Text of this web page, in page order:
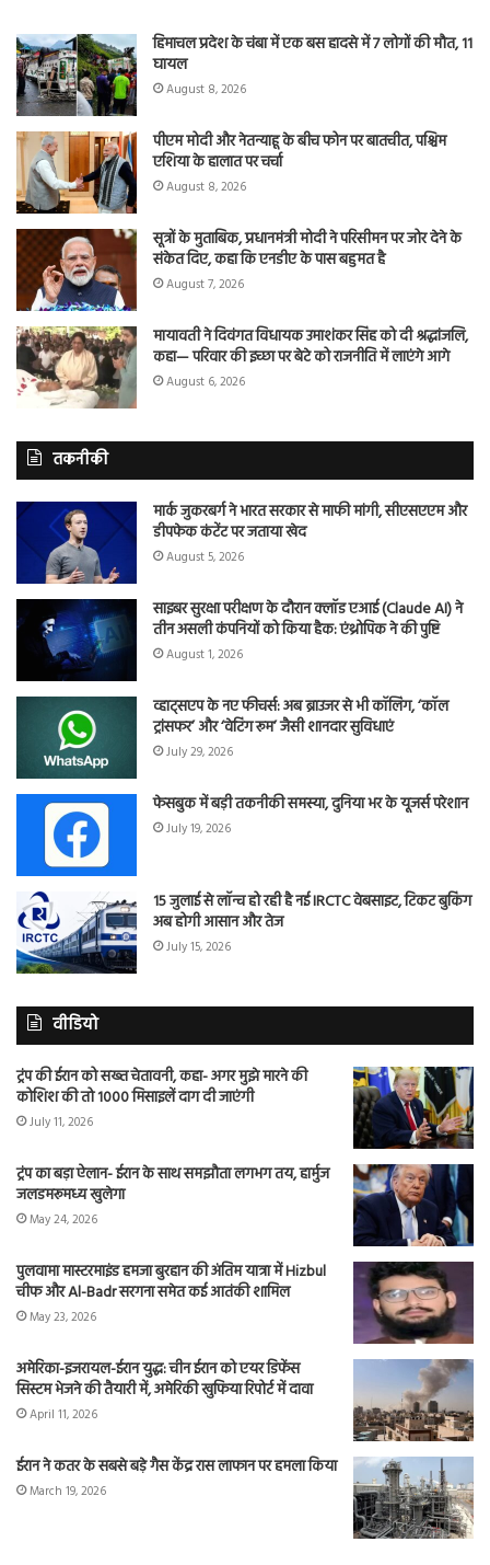
हिमाचल प्रदेश के चंबा में एक बस हादसे में 7 लोगों की मौत, 11
घायल
August 8, 2026
पीएम मोदी और नेतन्याहू के बीच फोन पर बातचीत, पश्चिम
एशिया के हालात पर चर्चा
August 8, 2026
सूत्रों के मुताबिक, प्रधानमंत्री मोदी ने परिसीमन पर जोर देने के
संकेत दिए, कहा कि एनडीए के पास बहुमत है
August 7, 2026
मायावती ने दिवंगत विधायक उमाशंकर सिंह को दी श्रद्धांजलि,
कहा— परिवार की इच्छा पर बेटे को राजनीति में लाएंगे आगे
August 6, 2026
तकनीकी
मार्क जुकरबर्ग ने भारत सरकार से माफी मांगी, सीएसएएम और
डीपफेक कंटेंट पर जताया खेद
August 5, 2026
साइबर सुरक्षा परीक्षण के दौरान क्लॉड एआई (Claude AI) ने
तीन असली कंपनियों को किया हैक: एंथ्रोपिक ने की पुष्टि
August 1, 2026
व्हाट्सएप के नए फीचर्स: अब ब्राउजर से भी कॉलिंग, ‘कॉल
ट्रांसफर’ और ‘वेटिंग रूम’ जैसी शानदार सुविधाएं
July 29, 2026
फेसबुक में बड़ी तकनीकी समस्या, दुनिया भर के यूजर्स परेशान
July 19, 2026
15 जुलाई से लॉन्च हो रही है नई IRCTC वेबसाइट, टिकट बुकिंग
अब होगी आसान और तेज
July 15, 2026
वीडियो
ट्रंप की ईरान को सख्त चेतावनी, कहा- अगर मुझे मारने की
कोशिश की तो 1000 मिसाइलें दाग दी जाएंगी
July 11, 2026
ट्रंप का बड़ा ऐलान- ईरान के साथ समझौता लगभग तय, हार्मुज
जलडमरूमध्य खुलेगा
May 24, 2026
पुलवामा मास्टरमाइंड हमजा बुरहान की अंतिम यात्रा में Hizbul
चीफ और Al-Badr सरगना समेत कई आतंकी शामिल
May 23, 2026
अमेरिका-इजरायल-ईरान युद्ध: चीन ईरान को एयर डिफेंस
सिस्टम भेजने की तैयारी में, अमेरिकी खुफिया रिपोर्ट में दावा
April 11, 2026
ईरान ने कतर के सबसे बड़े गैस केंद्र रास लाफान पर हमला किया
March 19, 2026